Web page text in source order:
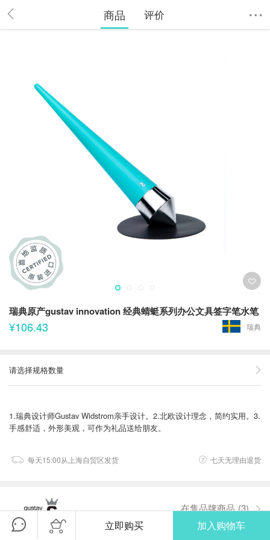
商品 评价
瑞典原产gustav innovation 经典蜻蜓系列办公文具签字笔水笔
¥106.43 瑞典
请选择规格数量
1.瑞典设计师Gustav Widstrom亲手设计。2.北欧设计理念，简约实用。3.
手感舒适，外形美观，可作为礼品送给朋友。
每天15:00从上海自贸区发货 七天无理由退货
在售品牌商品 (3)
立即购买 加入购物车